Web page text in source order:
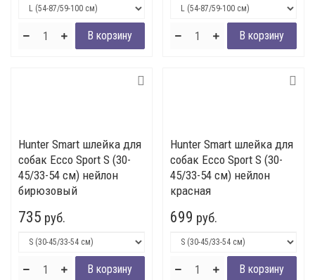
Hunter Smart шлейка для
собак Ecco Sport S (30-
45/33-54 см) нейлон
бирюзовый
735 руб.
Hunter Smart шлейка для
собак Ecco Sport S (30-
45/33-54 см) нейлон
красная
699 руб.